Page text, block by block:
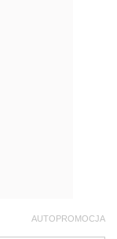
AUTOPROMOCJA